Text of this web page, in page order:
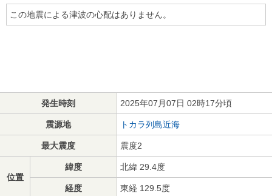
この地震による津波の心配はありません。
発生時刻 2025年07月07日 02時17分頃
震源地 トカラ列島近海
最大震度 震度2
位置
緯度 北緯 29.4度
経度 東経 129.5度